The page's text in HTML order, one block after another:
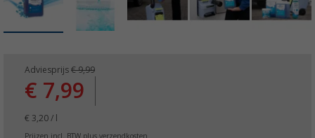
Adviesprijs € 9,99
€ 7,99
€ 3,20 / l
Prijzen incl. BTW plus verzendkosten